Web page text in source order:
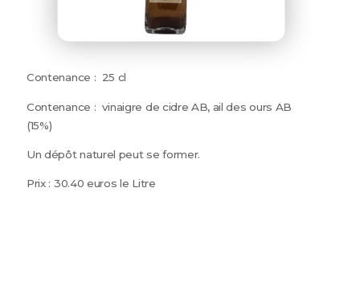
Contenance : 25 cl
Contenance : vinaigre de cidre AB, ail des ours AB
(15%)
Un dépôt naturel peut se former.
Prix : 30.40 euros le Litre